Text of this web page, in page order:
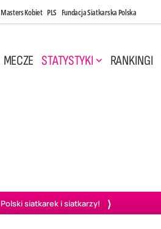
Kobiet PLS Fundacja Siatkarska Polska
MECZE STATYSTYKI RANKINGI
siatkarek i siatkarzy!